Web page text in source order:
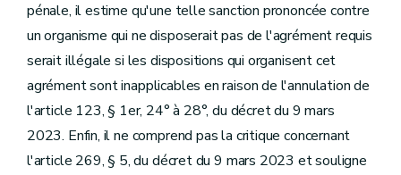
pénale, il estime qu'une telle sanction prononcée contre
un organisme qui ne disposerait pas de l'agrément requis
serait illégale si les dispositions qui organisent cet
agrément sont inapplicables en raison de l'annulation de
l'article 123, § 1er, 24° à 28°, du décret du 9 mars
2023. Enfin, il ne comprend pas la critique concernant
l'article 269, § 5, du décret du 9 mars 2023 et souligne